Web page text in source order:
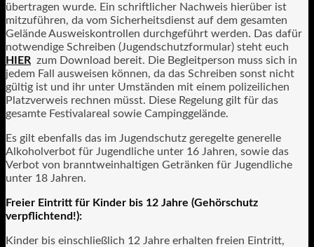
übertragen wurde. Ein schriftlicher Nachweis hierüber ist
mitzuführen, da vom Sicherheitsdienst auf dem gesamten
Gelände Ausweiskontrollen durchgeführt werden. Das dafür
notwendige Schreiben (Jugendschutzformular) steht euch
HIER zum Download bereit. Die Begleitperson muss sich in
jedem Fall ausweisen können, da das Schreiben sonst nicht
gültig ist und ihr unter Umständen mit einem polizeilichen
Platzverweis rechnen müsst. Diese Regelung gilt für das
gesamte Festivalareal sowie Campinggelände.
Es gilt ebenfalls das im Jugendschutz geregelte generelle
Alkoholverbot für Jugendliche unter 16 Jahren, sowie das
Verbot von branntweinhaltigen Getränken für Jugendliche
unter 18 Jahren.
Freier Eintritt für Kinder bis 12 Jahre (Gehörschutz
verpflichtend!):
Kinder bis einschließlich 12 Jahre erhalten freien Eintritt,